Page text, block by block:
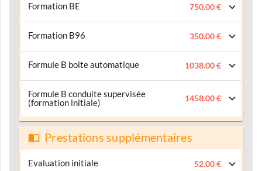
Formation BE 750.00 €
Formation B96 350.00 €
Formule B boite automatique 1038.00 €
Formule B conduite supervisée
(formation initiale)
1458.00 €
Prestations supplémentaires
Evaluation initiale 52.00 €